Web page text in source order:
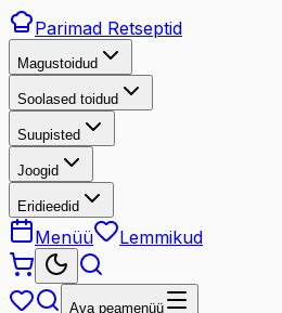
Parimad Retseptid
Magustoidud
Soolased toidud
Suupisted
Joogid
Eridieedid
Menüü Lemmikud
Ava peamenüü